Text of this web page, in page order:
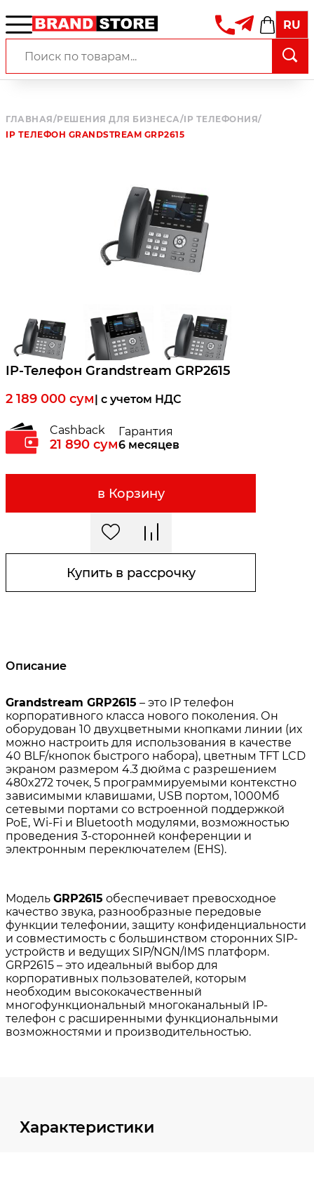
RU
ГЛАВНАЯ/РЕШЕНИЯ ДЛЯ БИЗНЕСА/IP ТЕЛЕФОНИЯ/
IP ТЕЛЕФОН GRANDSTREAM GRP2615
IP-Телефон Grandstream GRP2615
2 189 000 сум| c учетом НДС
Cashback
21 890 сум
Гарантия
6 месяцев
в Корзину
Купить в рассрочку
Описание
Характеристики